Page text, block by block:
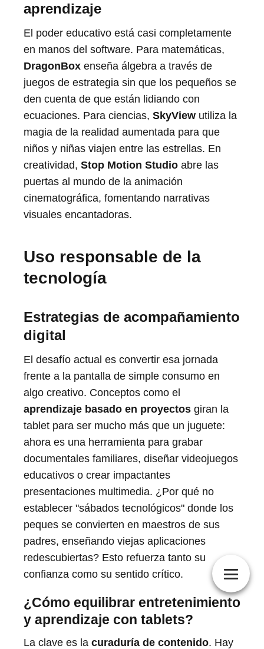
aprendizaje
El poder educativo está casi completamente
en manos del software. Para matemáticas,
DragonBox enseña álgebra a través de
juegos de estrategia sin que los pequeños se
den cuenta de que están lidiando con
ecuaciones. Para ciencias, SkyView utiliza la
magia de la realidad aumentada para que
niños y niñas viajen entre las estrellas. En
creatividad, Stop Motion Studio abre las
puertas al mundo de la animación
cinematográfica, fomentando narrativas
visuales encantadoras.
Uso responsable de la
tecnología
Estrategias de acompañamiento
digital
El desafío actual es convertir esa jornada
frente a la pantalla de simple consumo en
algo creativo. Conceptos como el
aprendizaje basado en proyectos giran la
tablet para ser mucho más que un juguete:
ahora es una herramienta para grabar
documentales familiares, diseñar videojuegos
educativos o crear impactantes
presentaciones multimedia. ¿Por qué no
establecer "sábados tecnológicos" donde los
peques se convierten en maestros de sus
padres, enseñando viejas aplicaciones
redescubiertas? Esto refuerza tanto su
confianza como su sentido crítico.
¿Cómo equilibrar entretenimiento
y aprendizaje con tablets?
La clave es la curaduría de contenido. Hay